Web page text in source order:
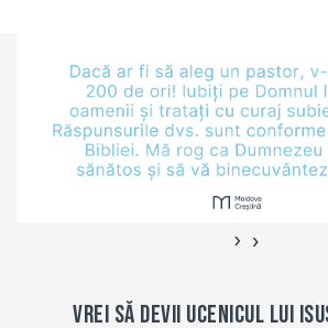
‹ ›
Vrei să devii ucenicul lui